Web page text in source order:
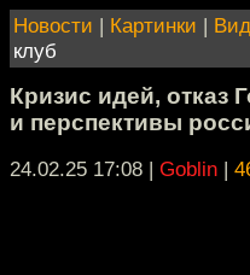
Новости | Картинки |
клуб
Кризис идей, отказ
и перспективы
24.02.25 17:08 | Goblin |